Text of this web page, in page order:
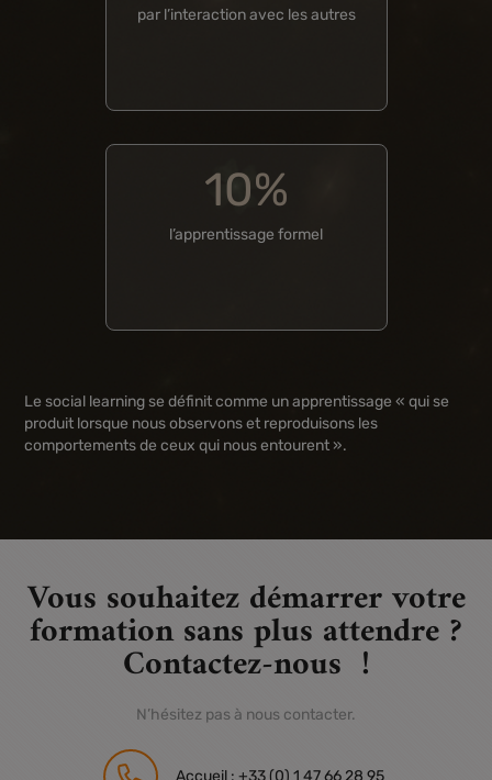
par l’interaction avec les autres
10%
l’apprentissage formel
Le social learning se définit comme un apprentissage « qui se
produit lorsque nous observons et reproduisons les
comportements de ceux qui nous entourent ».
Vous souhaitez démarrer votre
formation sans plus attendre ?
Contactez-nous !
N’hésitez pas à nous contacter.
Accueil : +33 (0) 1 47 66 28 95